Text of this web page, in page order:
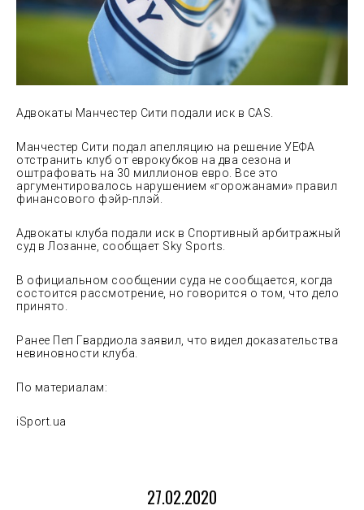
Адвокаты Манчестер Сити подали иск в CAS.
Манчестер Сити подал апелляцию на решение УЕФА
отстранить клуб от еврокубков на два сезона и
оштрафовать на 30 миллионов евро. Все это
аргументировалось нарушением «горожанами» правил
финансового фэйр-плэй.
Адвокаты клуба подали иск в Спортивный арбитражный
суд в Лозанне, сообщает Sky Sports.
В официальном сообщении суда не сообщается, когда
состоится рассмотрение, но говорится о том, что дело
принято.
Ранее Пеп Гвардиола заявил, что видел доказательства
невиновности клуба.
По материалам:
iSport.ua
27.02.2020